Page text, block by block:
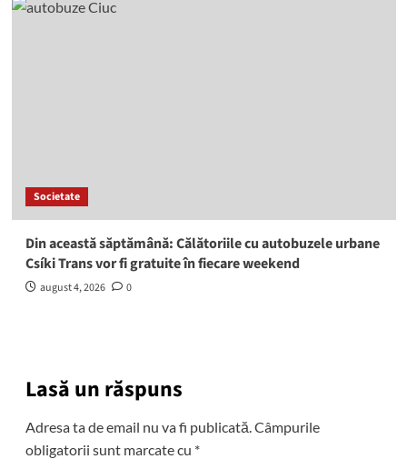
Societate
Din această săptămână: Călătoriile cu autobuzele urbane
Csíki Trans vor fi gratuite în fiecare weekend
august 4, 2026 0
Lasă un răspuns
Adresa ta de email nu va fi publicată.Câmpurile
obligatorii sunt marcate cu *